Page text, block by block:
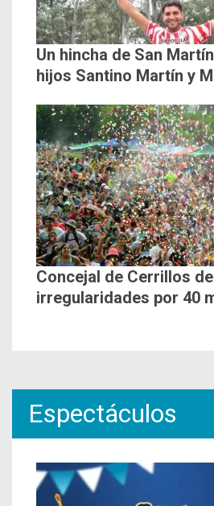
Un hincha de San
hijos Santino Martín y
Concejal de Cerrillos
irregularidades por 40
Espectáculos